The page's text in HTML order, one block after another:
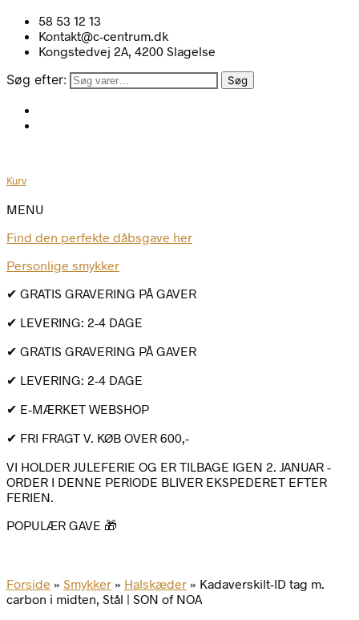
58 53 12 13
Kontakt@c-centrum.dk
Kongstedvej 2A, 4200 Slagelse
Søg efter: Søg
Kurv
MENU
Find den perfekte dåbsgave her
Personlige smykker
✔ GRATIS GRAVERING PÅ GAVER
✔ LEVERING: 2-4 DAGE
✔ GRATIS GRAVERING PÅ GAVER
✔ LEVERING: 2-4 DAGE
✔ E-MÆRKET WEBSHOP
✔ FRI FRAGT V. KØB OVER 600,-
VI HOLDER JULEFERIE OG ER TILBAGE IGEN 2. JANUAR -
ORDER I DENNE PERIODE BLIVER EKSPEDERET EFTER
FERIEN.
POPULÆR GAVE 🎁
Forside » Smykker » Halskæder » Kadaverskilt-ID tag m.
carbon i midten, Stål | SON of NOA